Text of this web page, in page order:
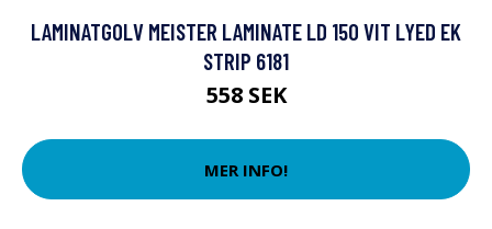
LAMINATGOLV MEISTER LAMINATE LD 150 VIT LYED EK
STRIP 6181
558 SEK
MER INFO!